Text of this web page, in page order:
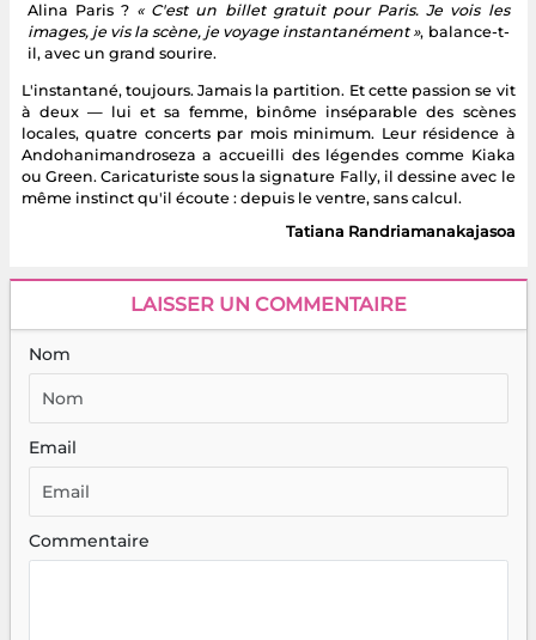
Alina Paris ? « C'est un billet gratuit pour Paris. Je vois les
images, je vis la scène, je voyage instantanément », balance-t-
il, avec un grand sourire.
L'instantané, toujours. Jamais la partition. Et cette passion se vit
à deux — lui et sa femme, binôme inséparable des scènes
locales, quatre concerts par mois minimum. Leur résidence à
Andohanimandroseza a accueilli des légendes comme Kiaka
ou Green. Caricaturiste sous la signature Fally, il dessine avec le
même instinct qu'il écoute : depuis le ventre, sans calcul.
Tatiana Randriamanakajasoa
LAISSER UN COMMENTAIRE
Nom
Email
Commentaire